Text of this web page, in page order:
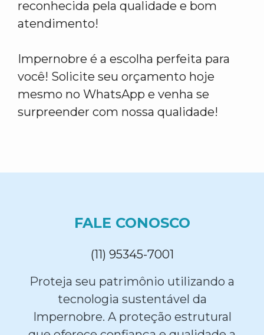
reconhecida pela qualidade e bom
atendimento!
Impernobre é a escolha perfeita para
você! Solicite seu orçamento hoje
mesmo no WhatsApp e venha se
surpreender com nossa qualidade!
FALE CONOSCO
(11) 95345-7001
Proteja seu patrimônio utilizando a
tecnologia sustentável da
Impernobre. A proteção estrutural